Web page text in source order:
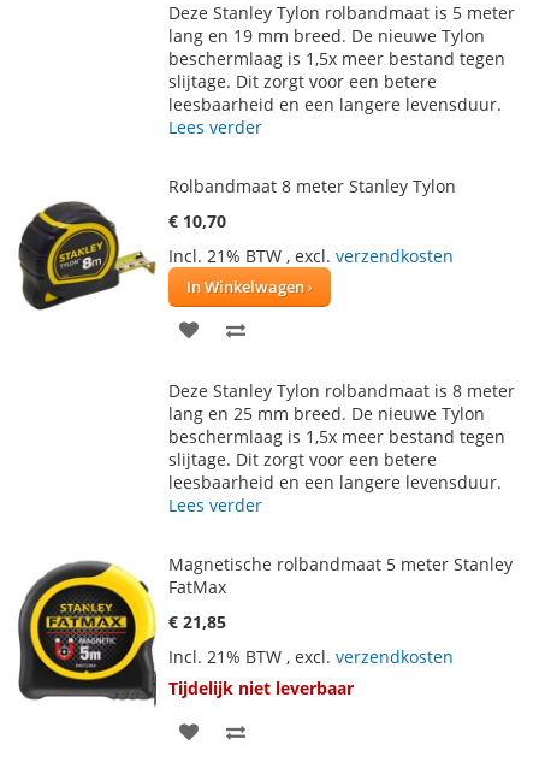
AAN
VERLANGLIJST
TE
VERGELIJKEN
Deze Stanley Tylon rolbandmaat is 5 meter
lang en 19 mm breed. De nieuwe Tylon
beschermlaag is 1,5x meer bestand tegen
slijtage. Dit zorgt voor een betere
leesbaarheid en een langere levensduur.
Lees verder
Rolbandmaat 8 meter Stanley Tylon
€ 10,70
Incl. 21% BTW , excl. verzendkosten
In Winkelwagen
VOEG
AAN
VERLANGLIJST
TE
VERGELIJKEN
Deze Stanley Tylon rolbandmaat is 8 meter
lang en 25 mm breed. De nieuwe Tylon
beschermlaag is 1,5x meer bestand tegen
slijtage. Dit zorgt voor een betere
leesbaarheid en een langere levensduur.
Lees verder
Magnetische rolbandmaat 5 meter Stanley
FatMax
€ 21,85
Incl. 21% BTW , excl. verzendkosten
Tijdelijk niet leverbaar
VOEG